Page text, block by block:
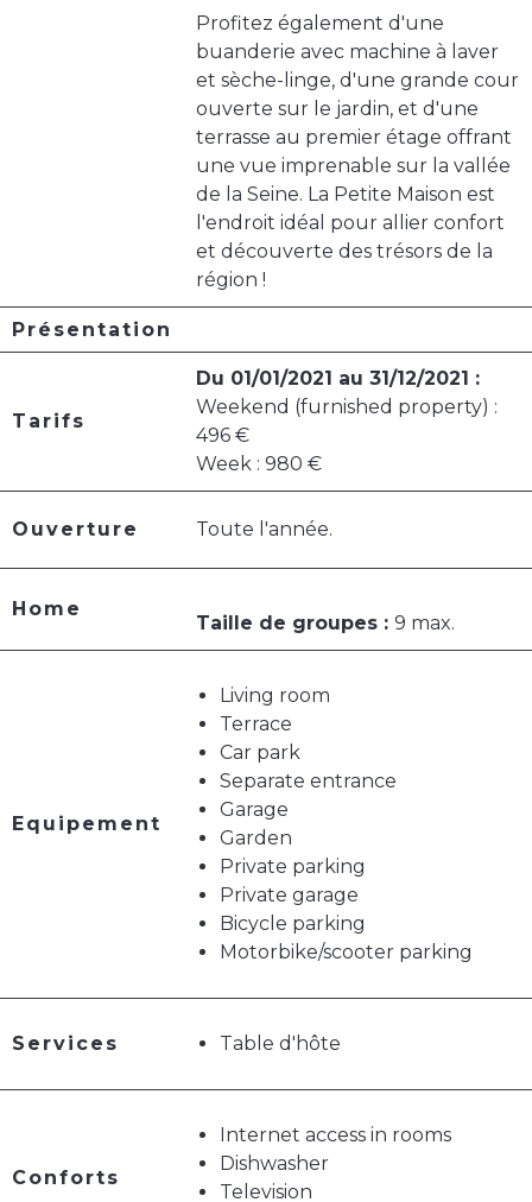
Profitez également d'une
buanderie avec machine à laver
et sèche-linge, d'une grande cour
ouverte sur le jardin, et d'une
terrasse au premier étage offrant
une vue imprenable sur la vallée
de la Seine. La Petite Maison est
l'endroit idéal pour allier confort
et découverte des trésors de la
région !
Présentation
Tarifs
Du 01/01/2021 au 31/12/2021 :
Weekend (furnished property) :
496 €
Week : 980 €
Ouverture Toute l'année.
Home
Taille de groupes : 9 max.
Equipement
Living room
Terrace
Car park
Separate entrance
Garage
Garden
Private parking
Private garage
Bicycle parking
Motorbike/scooter parking
Services Table d'hôte
Conforts
Internet access in rooms
Dishwasher
Television